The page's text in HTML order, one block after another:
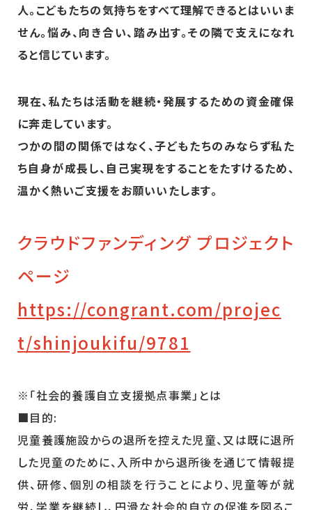
人。こどもたちの気持ちをすべて理解できるとはいいま
せん。悩み、向き合い、踏み出す。その隣で支えになれ
ると信じています。
現在、私たちは活動を継続・発展するための資金確保
に奔走しています。
つかの間の関係ではなく、子どもたちのみならず私た
ち自身が成長し、自己実現をすることをたすけるため、
温かく熱いご支援をお願いいたします。
クラウドファンディング プロジェクト
ページ
https://congrant.com/projec
t/shinjoukifu/9781
※「社会的養護自立支援拠点事業」とは
■目的:
児童養護施設からの退所を控えた児童、又は既に退所
した児童のために、入所中から退所後を通じて情報提
供、研修、個別の相談を行うことにより、児童等が就
労、学業を継続し、円滑な社会的自立の促進を図るこ